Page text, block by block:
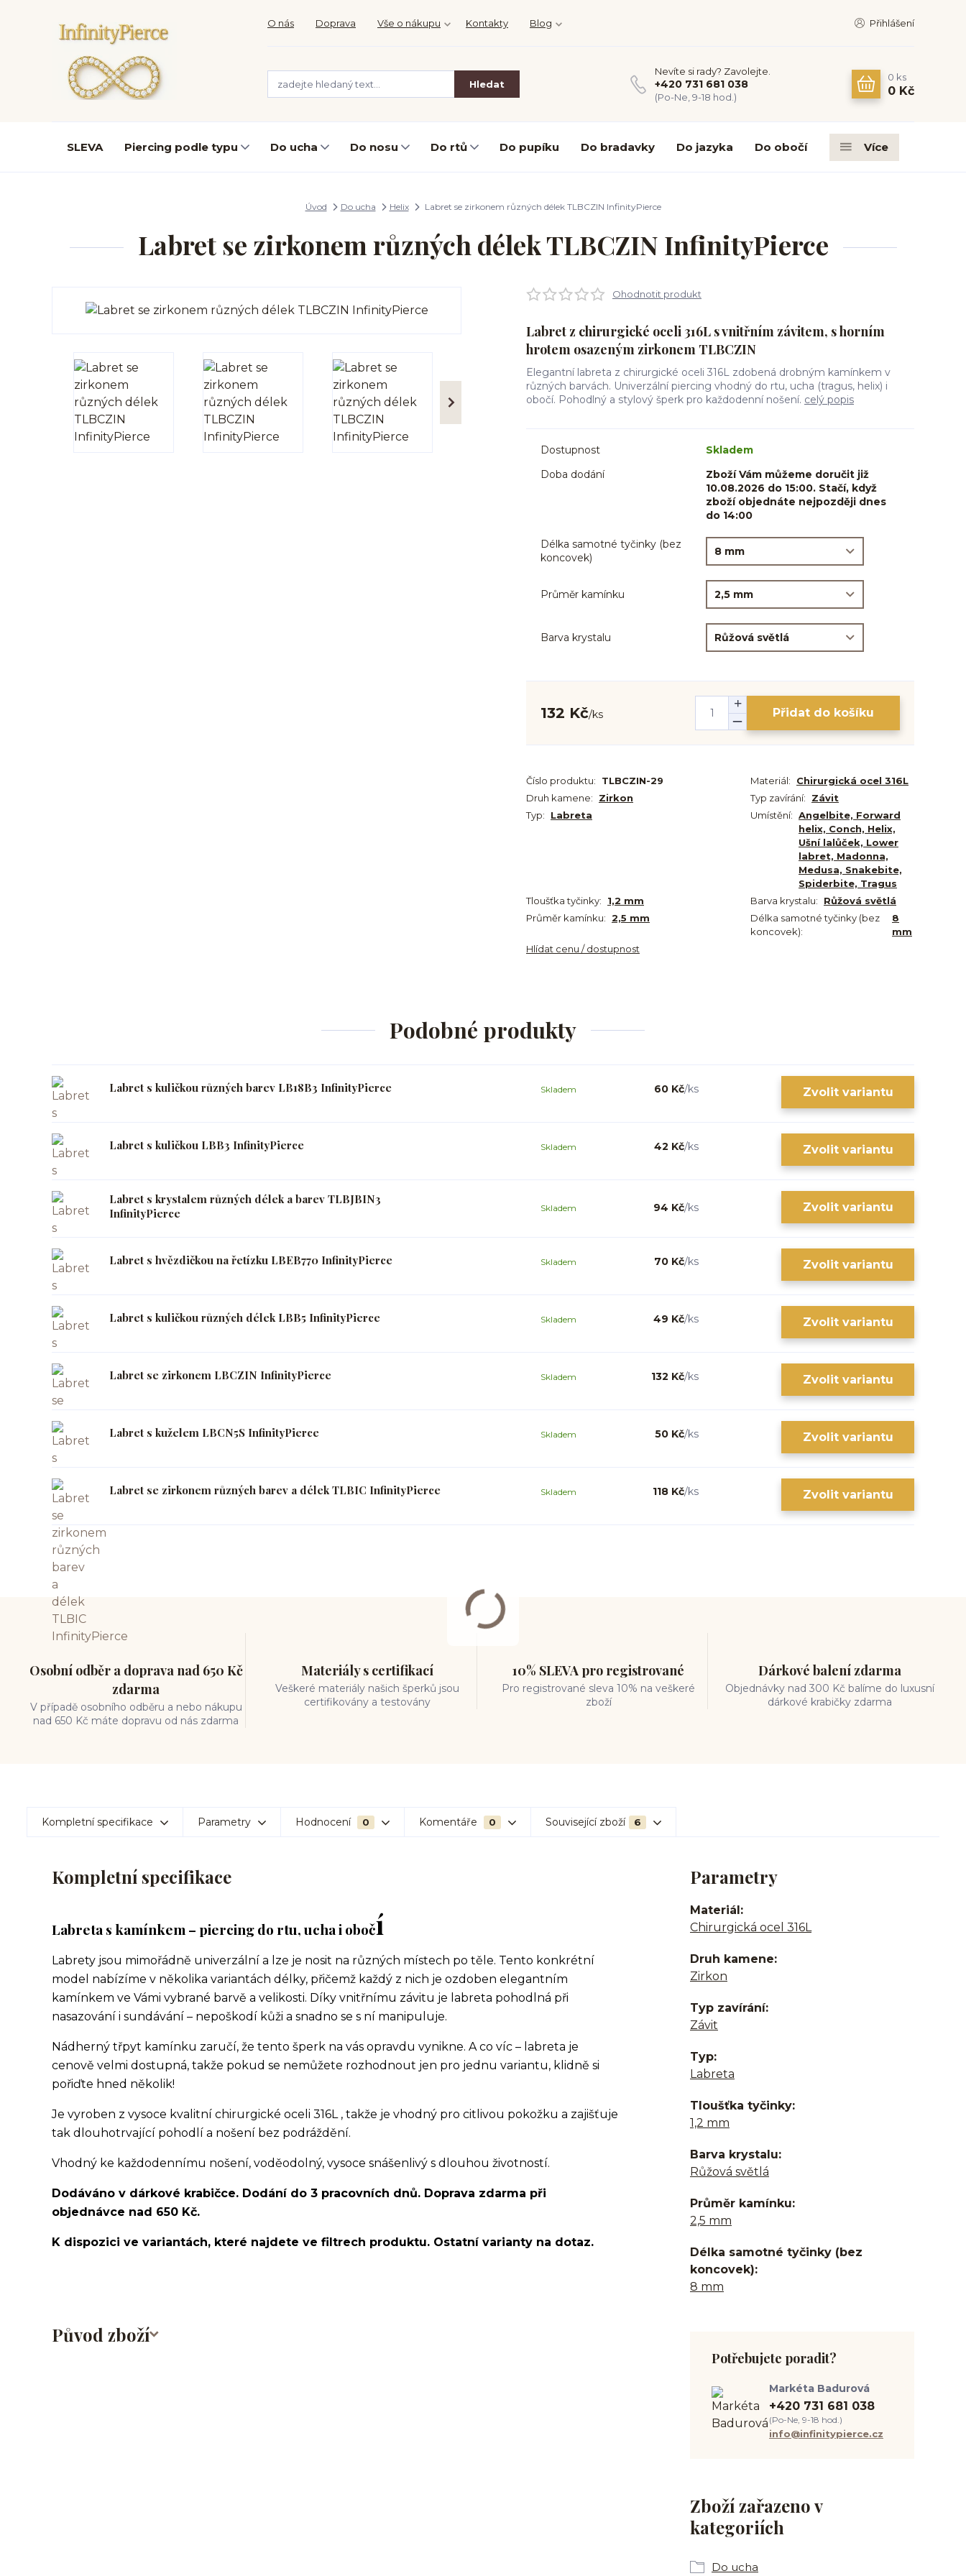
O nás Doprava Vše o nákupu Kontakty Blog Přihlášení
Hledat
Nevíte si rady? Zavolejte.
+420 731 681 038
(Po-Ne, 9-18 hod.)
0 ks
0 Kč
SLEVA Piercing podle typu Do ucha Do nosu Do rtů Do pupíku Do bradavky Do jazyka Do obočí Více
Úvod Do ucha Helix Labret se zirkonem různých délek TLBCZIN InfinityPierce
Labret se zirkonem různých délek TLBCZIN InfinityPierce
Ohodnotit produkt
Labret z chirurgické oceli 316L s vnitřním závitem, s horním
hrotem osazeným zirkonem TLBCZIN
Elegantní labreta z chirurgické oceli 316L zdobená drobným kamínkem v
různých barvách. Univerzální piercing vhodný do rtu, ucha (tragus, helix) i
obočí. Pohodlný a stylový šperk pro každodenní nošení. celý popis
Dostupnost
Skladem
Doba dodání
Zboží Vám můžeme doručit již
10.08.2026 do 15:00. Stačí, když
zboží objednáte nejpozději dnes
do 14:00
Délka samotné tyčinky (bez
koncovek)
Průměr kamínku
Barva krystalu
132 Kč/ks Přidat do košíku
Číslo produktu: TLBCZIN-29 Materiál:
Chirurgická ocel 316L
Druh kamene:
Zirkon Typ zavírání:
Závit
Typ:
Labreta Umístění: Angelbite, Forward
helix, Conch, Helix,
Ušní lalůček, Lower
labret, Madonna,
Medusa, Snakebite,
Spiderbite, Tragus
Tloušťka tyčinky:
1,2 mm Barva krystalu:
Růžová světlá
Průměr kamínku: 2,5 mm
Délka samotné tyčinky (bez
koncovek):
8
mm
Hlídat cenu / dostupnost
Podobné produkty
Labret s kuličkou různých barev LB18B3 InfinityPierce 60 Kč/ks
Skladem Zvolit variantu
Labret s kuličkou LBB3 InfinityPierce 42 Kč/ks
Skladem Zvolit variantu
Labret s krystalem různých délek a barev TLBJBIN3
InfinityPierce
94 Kč/ks
Skladem Zvolit variantu
Labret s hvězdičkou na řetízku LBEB770 InfinityPierce 70 Kč/ks
Skladem Zvolit variantu
Labret s kuličkou různých délek LBB5 InfinityPierce 49 Kč/ks
Skladem Zvolit variantu
Labret se zirkonem LBCZIN InfinityPierce 132 Kč/ks
Skladem Zvolit variantu
Labret s kuželem LBCN5S InfinityPierce 50 Kč/ks
Skladem Zvolit variantu
Labret se zirkonem různých barev a délek TLBIC InfinityPierce 118 Kč/ks
Skladem Zvolit variantu
Osobní odběr a doprava nad 650 Kč
zdarma
V případě osobního odběru a nebo nákupu
nad 650 Kč máte dopravu od nás zdarma
Materiály s certifikací
Veškeré materiály našich šperků jsou
certifikovány a testovány
10% SLEVA pro registrované
Pro registrované sleva 10% na veškeré
zboží
Dárkové balení zdarma
Objednávky nad 300 Kč balíme do luxusní
dárkové krabičky zdarma
Kompletní specifikace Parametry Hodnocení 0 Komentáře 0 Související zboží 6
Kompletní specifikace
Labreta s kamínkem – piercing do rtu, ucha i obočí
Labrety jsou mimořádně univerzální a lze je nosit na různých místech po těle. Tento konkrétní
model nabízíme v několika variantách délky, přičemž každý z nich je ozdoben elegantním
kamínkem ve Vámi vybrané barvě a velikosti. Díky vnitřnímu závitu je labreta pohodlná při
nasazování i sundávání – nepoškodí kůži a snadno se s ní manipuluje.
Nádherný třpyt kamínku zaručí, že tento šperk na vás opravdu vynikne. A co víc – labreta je
cenově velmi dostupná, takže pokud se nemůžete rozhodnout jen pro jednu variantu, klidně si
pořiďte hned několik!
Je vyroben z vysoce kvalitní chirurgické oceli 316L , takže je vhodný pro citlivou pokožku a zajišťuje
tak dlouhotrvající pohodlí a nošení bez podráždění.
Vhodný ke každodennímu nošení, voděodolný, vysoce snášenlivý s dlouhou životností.
Dodáváno v dárkové krabičce. Dodání do 3 pracovních dnů. Doprava zdarma při
objednávce nad 650 Kč.
K dispozici ve variantách, které najdete ve filtrech produktu. Ostatní varianty na dotaz.
Původ zboží
Parametry
Materiál
Chirurgická ocel 316L
Druh kamene
Zirkon
Typ zavírání
Závit
Typ
Labreta
Tloušťka tyčinky
1,2 mm
Barva krystalu
Růžová světlá
Průměr kamínku
2,5 mm
Délka samotné tyčinky (bez
koncovek)
8 mm
Zboží zařazeno v
kategoriích
Do ucha
Potřebujete poradit?
Markéta Badurová
+420 731 681 038
(Po-Ne, 9-18 hod.)
info@infinitypierce.cz